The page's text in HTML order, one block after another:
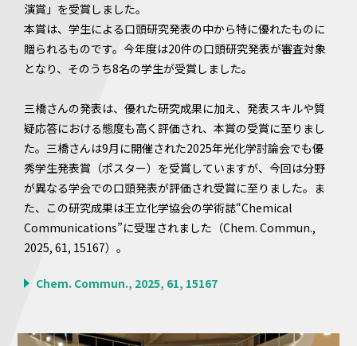
演賞」を受賞しました。
本賞は、学生による口頭研究発表の中から特に優れたものに
贈られるものです。今年度は20件の口頭研究発表が審査対象
となり、そのうち8名の学生が受賞しました。
三橋さんの発表は、優れた研究成果に加え、発表スキルや質
疑応答における態度も高く評価され、本賞の受賞に至りまし
た。三橋さんは9月に開催された2025年光化学討論会でも優
秀学生発表賞（ポスター）を受賞していますが、今回は分野
が異なる学会での口頭発表が評価され受賞に至りました。ま
た、この研究成果は王立化学協会の学術誌“Chemical
Communications”に受理されました（Chem. Commun.,
2025, 61, 15167）。
Chem. Commun., 2025, 61, 15167